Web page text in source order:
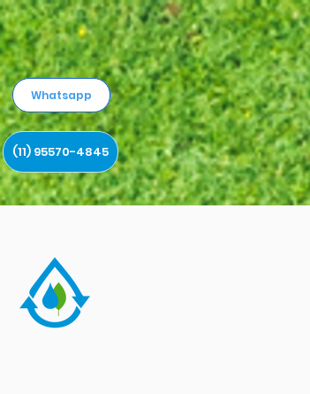
Whatsapp
(11) 95570-4845